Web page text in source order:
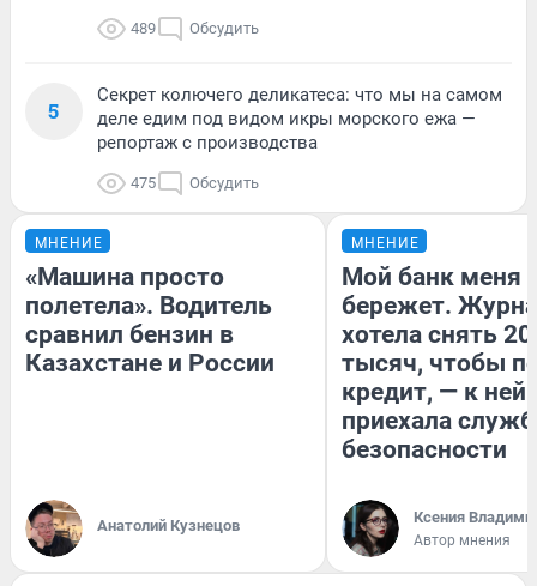
489 Обсудить
5
Секрет колючего деликатеса: что мы на самом
деле едим под видом икры морского ежа —
репортаж с производства
475 Обсудить
МНЕНИЕ
«Машина просто
полетела». Водитель
сравнил бензин в
Казахстане и России
Анатолий Кузнецов
МНЕНИЕ
Мой банк меня
бережет.
хотела снять
тысяч, чтобы
кредит, — к
приехала
безопасности
Ксения
Автор мнения